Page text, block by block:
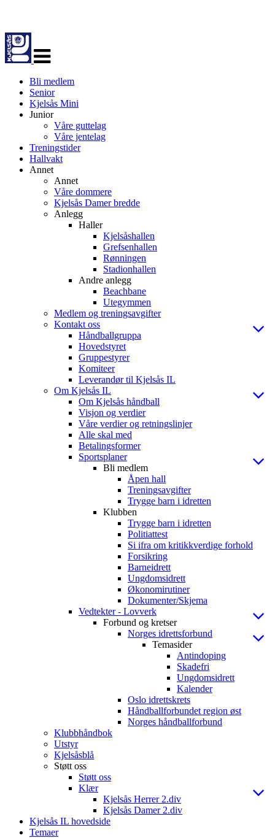
navigasjon
Bli medlem
Senior
Kjelsås Mini
Junior
Våre guttelag
Våre jentelag
Treningstider
Hallvakt
Annet
Annet
Våre dommere
Kjelsås Damer bredde
Anlegg
Haller
Kjelsåshallen
Grefsenhallen
Rønningen
Stadionhallen
Andre anlegg
Beachbane
Utegymmen
Medlem og treningsavgifter
Kontakt oss
Håndballgruppa
Hovedstyret
Gruppestyrer
Komiteer
Leverandør til Kjelsås IL
Om Kjelsås IL
Om Kjelsås håndball
Visjon og verdier
Våre verdier og retningslinjer
Alle skal med
Betalingsformer
Sportsplaner
Bli medlem
Åpen hall
Treningsavgifter
Trygge barn i idretten
Klubben
Trygge barn i idretten
Politiattest
Si ifra om kritikkverdige forhold
Forsikring
Barneidrett
Ungdomsidrett
Økonomirutiner
Dokumenter/Skjema
Vedtekter - Lovverk
Forbund og kretser
Norges idrettsforbund
Temasider
Antindoping
Skadefri
Ungdomsidrett
Kalender
Oslo idrettskrets
Håndballforbundet region øst
Norges håndballforbund
Klubbhåndbok
Utstyr
Kjelsåsblå
Støtt oss
Støtt oss
Klær
Kjelsås Herrer 2.div
Kjelsås Damer 2.div
Kjelsås IL hovedside
Temaer